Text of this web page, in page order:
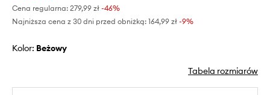
Cena regularna: 279,99 zł -46%
Najniższa cena z 30 dni przed obniżką: 164,99 zł -9%
Kolor: beżowy
Tabela rozmiarów